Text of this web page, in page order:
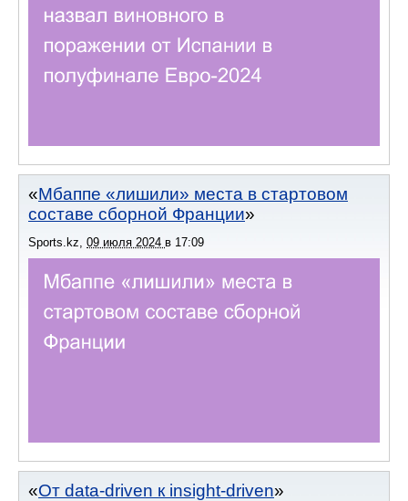
Мбаппе «лишили» места в стартовом
составе сборной Франции
Sports.kz, 09 июля 2024 в 17:09
От data-driven к insight-driven